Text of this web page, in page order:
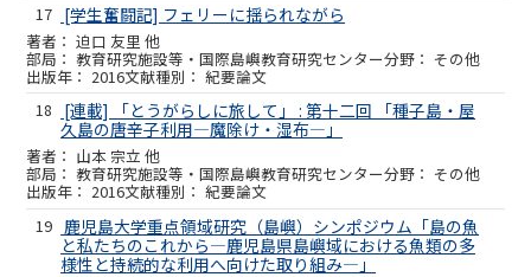
17 [学生奮闘記] フェリーに揺られながら
迫口 友里 他
教育研究施設等・国際島嶼教育研究センター その他
2016
紀要論文
18
[連載] 「とうがらしに旅して」 : 第十二回 「種子島・屋
久島の唐辛子利用―魔除け・湿布―」
山本 宗立 他
教育研究施設等・国際島嶼教育研究センター その他
2016
紀要論文
19 鹿児島大学重点領域研究（島嶼）シンポジウム「島の魚
と私たちのこれから―鹿児島県島嶼域における魚類の多
様性と持続的な利用へ向けた取り組み―」